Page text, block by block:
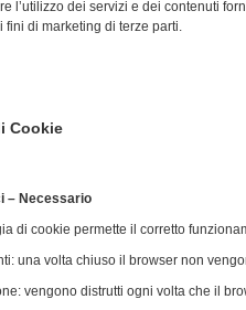
dei servizi e dei contenuti
fini di marketing di terze parti.
Cookie
– Necessario
di cookie permette il corretto
volta chiuso il browser non
vengono distrutti ogni volta che il